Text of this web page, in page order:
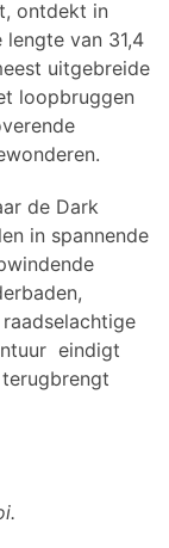
ontdekt in
van 31,4
uitgebreide
loopbruggen
de Dark
in spannende
eindigt